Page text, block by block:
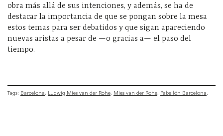
obra más allá de sus intenciones, y además, se ha de
destacar la importancia de que se pongan sobre la mesa
estos temas para ser debatidos y que sigan apareciendo
nuevas aristas a pesar de —o gracias a— el paso del
tiempo.
Tags: Barcelona Ludwig Mies van der Rohe Mies van der Rohe Pabellón Barcelona